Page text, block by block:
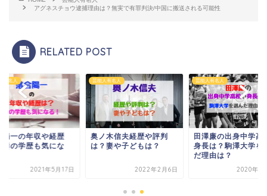
アグネスチョウ逮捕理由は？無実で有罪判決/中国に搬送される可能性
RELATED POST
有名人
陽一の年収や経歴
妻の学歴も気にな
2021年5月17日
芸能人有名人
奥ノ木信夫経歴や評判
は？妻や子どもは？
2022年2月6日
芸能人有名人
田澤廉の出身中学高
身長は？駒澤大学を
だ理由は？
2020年11